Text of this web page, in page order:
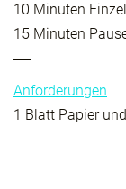
10 Minuten
15 Minuten
Anforderungen
1 Blatt Papier